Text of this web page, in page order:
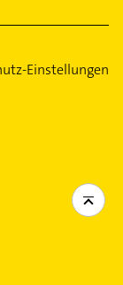
Einstellungen